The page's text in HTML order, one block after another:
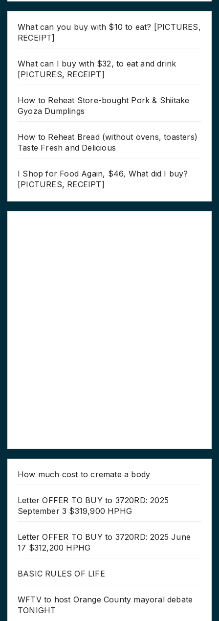
What can you buy with $10 to eat? [PICTURES,
RECEIPT]
What can I buy with $32, to eat and drink
[PICTURES, RECEIPT]
How to Reheat Store-bought Pork & Shiitake
Gyoza Dumplings
How to Reheat Bread (without ovens, toasters)
Taste Fresh and Delicious
I Shop for Food Again, $46, What did I buy?
[PICTURES, RECEIPT]
How much cost to cremate a body
Letter OFFER TO BUY to 3720RD: 2025
September 3 $319,900 HPHG
Letter OFFER TO BUY to 3720RD: 2025 June
17 $312,200 HPHG
BASIC RULES OF LIFE
WFTV to host Orange County mayoral debate
TONIGHT